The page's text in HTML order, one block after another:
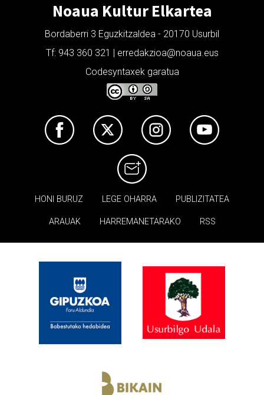
Noaua Kultur Elkartea
Bordaberri 3 Eguzkitzaldea - 20170 Usurbil
Tf: 943 360 321 | erredakzioa@noaua.eus
Codesyntaxek garatua
HONI BURUZ LEGE OHARRA PUBLIZITATEA
ARAUAK HARREMANETARAKO RSS